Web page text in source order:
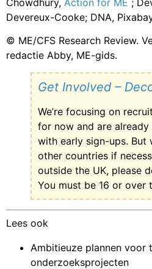
Devereux-Cooke; DNA,
© ME/CFS Research Review.
redactie Abby, ME-gids.
Get Involved –
We’re focusing on
for now and are
with early sign-ups. But
other countries if
outside the UK, please
You must be 16 or over
Lees ook
Ambitieuze plannen voor
onderzoeksprojecten